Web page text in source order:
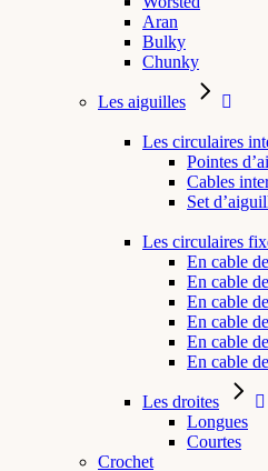
Aran
Bulky
Chunky
Les aiguilles
Les circulaires
Pointes
Cables
Set
Les circulaires
En cable
En cable
En cable
En cable
En cable
En cable
Les droites
Longues
Courtes
Crochet